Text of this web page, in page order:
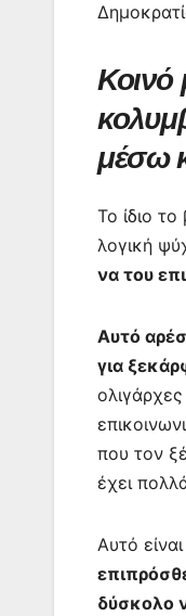
Κοινό
μέσω
Το ίδιο
λογική
να του
Αυτό
για
που τον
έχει
Αυτό
δύσκολο